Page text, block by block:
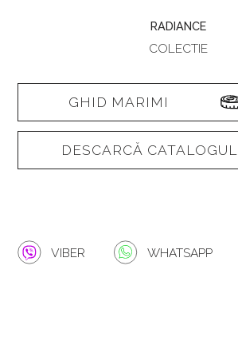
COLECTIE
RADIANCE
GHID MARIMI
DESCARCĂ CATALOGUL
VIBER WHATSAPP